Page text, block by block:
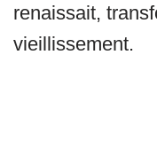
renaissait,
vieillissement.